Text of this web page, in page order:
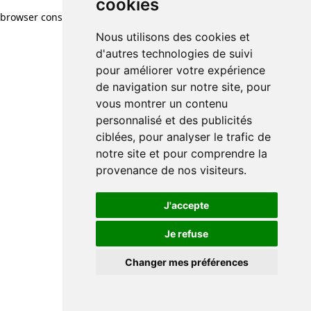
cookies
Nous utilisons des cookies et
d'autres technologies de suivi
pour améliorer votre expérience
de navigation sur notre site, pour
vous montrer un contenu
personnalisé et des publicités
ciblées, pour analyser le trafic de
notre site et pour comprendre la
provenance de nos visiteurs.
J'accepte
Je refuse
Changer mes préférences
browser console for more information)